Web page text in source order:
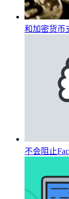
和加密货币
不会阻止